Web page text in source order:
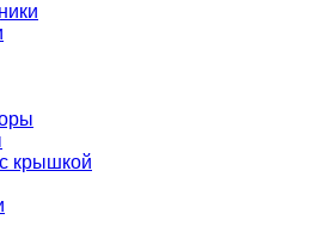
крышкой